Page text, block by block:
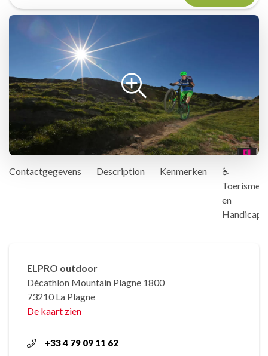
Contactgegevens Description Kenmerken
♿
Toerisme
en
Handicap
ELPRO outdoor
Décathlon Mountain Plagne 1800
73210 La Plagne
De kaart zien
+33 4 79 09 11 62